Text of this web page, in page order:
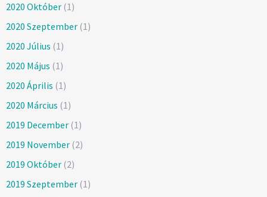
2020 Október (1)
2020 Szeptember (1)
2020 Július (1)
2020 Május (1)
2020 Április (1)
2020 Március (1)
2019 December (1)
2019 November (2)
2019 Október (2)
2019 Szeptember (1)